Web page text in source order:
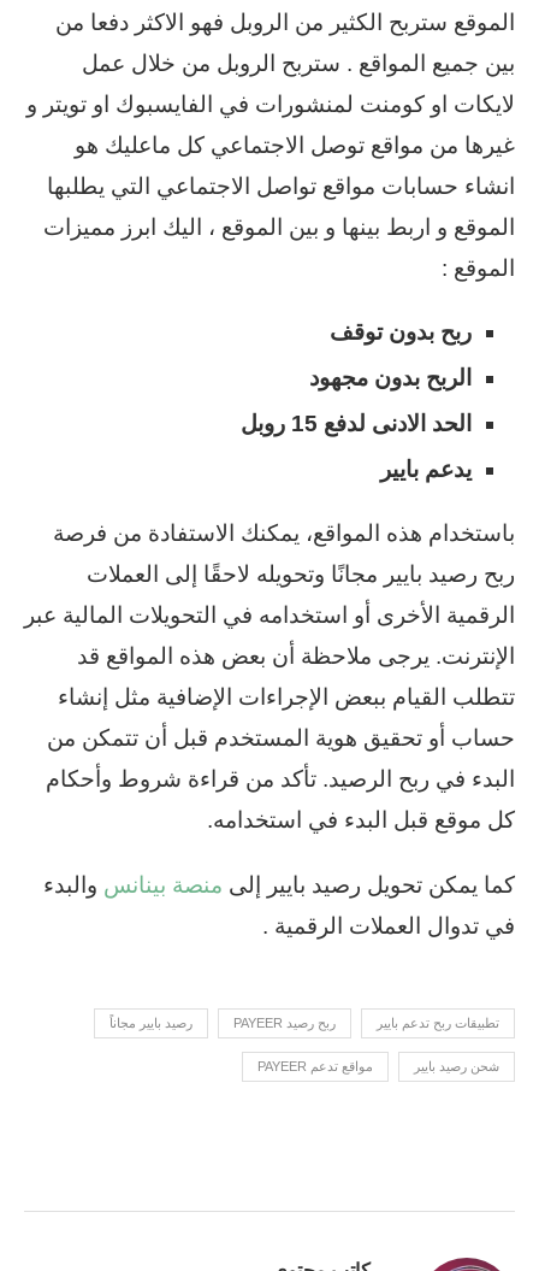
الموقع ستربح الكثير من الروبل فهو الاكثر دفعا من
بين جميع المواقع . ستربح الروبل من خلال عمل
لايكات او كومنت لمنشورات في الفايسبوك او تويتر و
غيرها من مواقع توصل الاجتماعي كل ماعليك هو
انشاء حسابات مواقع تواصل الاجتماعي التي يطلبها
الموقع و اربط بينها و بين الموقع ، اليك ابرز مميزات
الموقع :
ربح بدون توقف
الربح بدون مجهود
الحد الادنى لدفع 15 روبل
يدعم بايير
باستخدام هذه المواقع، يمكنك الاستفادة من فرصة
ربح رصيد بايير مجانًا وتحويله لاحقًا إلى العملات
الرقمية الأخرى أو استخدامه في التحويلات المالية عبر
الإنترنت. يرجى ملاحظة أن بعض هذه المواقع قد
تتطلب القيام ببعض الإجراءات الإضافية مثل إنشاء
حساب أو تحقيق هوية المستخدم قبل أن تتمكن من
البدء في ربح الرصيد. تأكد من قراءة شروط وأحكام
كل موقع قبل البدء في استخدامه.
كما يمكن تحويل رصيد بايير إلى منصة بينانس والبدء
في تدوال العملات الرقمية .
تطبيقات ربح تدعم بايير ربح رصيد PAYEER رصيد بايير مجاناً
شحن رصيد بايير مواقع تدعم PAYEER